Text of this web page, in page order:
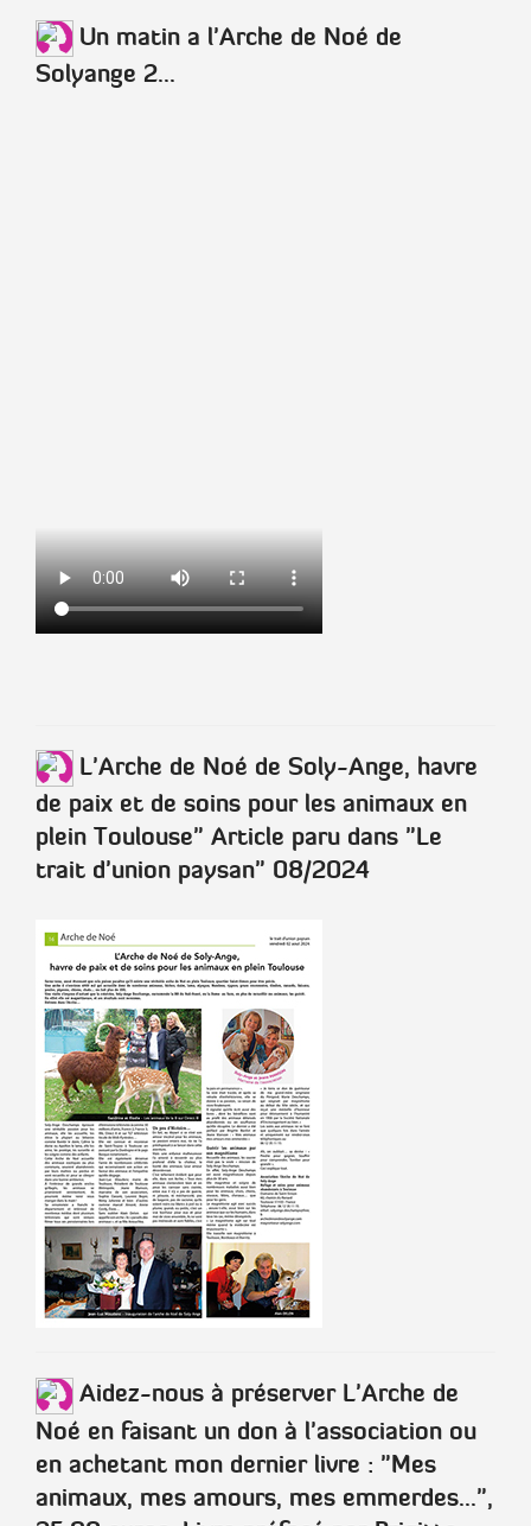
Un matin a l'Arche de Noé de
Solyange 2...
L'Arche de Noé de Soly-Ange, havre
de paix et de soins pour les animaux en
plein Toulouse" Article paru dans "Le
trait d'union paysan" 08/2024
Aidez-nous à préserver L'Arche de
Noé en faisant un don à l'association ou
en achetant mon dernier livre : "Mes
animaux, mes amours, mes emmerdes...",